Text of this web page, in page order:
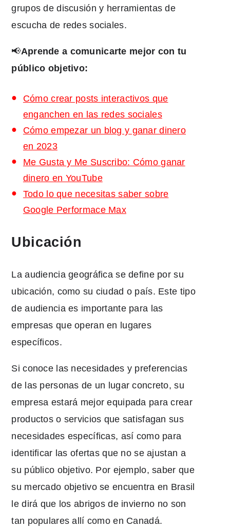
grupos de discusión y herramientas de
escucha de redes sociales.
📢Aprende a comunicarte mejor con tu
público objetivo:
Cómo crear posts interactivos que
enganchen en las redes sociales
Cómo empezar un blog y ganar dinero
en 2023
Me Gusta y Me Suscribo: Cómo ganar
dinero en YouTube
Todo lo que necesitas saber sobre
Google Performace Max
Ubicación
La audiencia geográfica se define por su
ubicación, como su ciudad o país. Este tipo
de audiencia es importante para las
empresas que operan en lugares
específicos.
Si conoce las necesidades y preferencias
de las personas de un lugar concreto, su
empresa estará mejor equipada para crear
productos o servicios que satisfagan sus
necesidades específicas, así como para
identificar las ofertas que no se ajustan a
su público objetivo. Por ejemplo, saber que
su mercado objetivo se encuentra en Brasil
le dirá que los abrigos de invierno no son
tan populares allí como en Canadá.